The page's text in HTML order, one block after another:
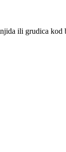
ili grudica kod